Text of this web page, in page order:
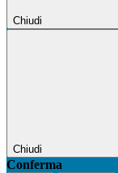
Chiudi
Chiudi
Conferma